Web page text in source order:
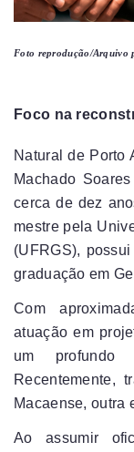
Foto reprodução/Arquivo
Foco na
Natural de Porto
Machado
cerca de dez
mestre pela
(UFRGS),
graduação em
Com
atuação em
um profundo
Recentemente,
Macaense, outra
Ao assumir